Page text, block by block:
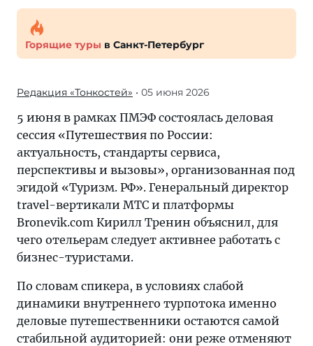
Горящие туры в Санкт-Петербург
Редакция «Тонкостей» • 05 июня 2026
5 июня в рамках ПМЭФ состоялась деловая
сессия «Путешествия по России:
актуальность, стандарты сервиса,
перспективы и вызовы», организованная под
эгидой «Туризм. РФ». Генеральный директор
travel-вертикали МТС и платформы
Bronevik.com Кирилл Тренин объяснил, для
чего отельерам следует активнее работать с
бизнес-туристами.
По словам спикера, в условиях слабой
динамики внутреннего турпотока именно
деловые путешественники остаются самой
стабильной аудиторией: они реже отменяют